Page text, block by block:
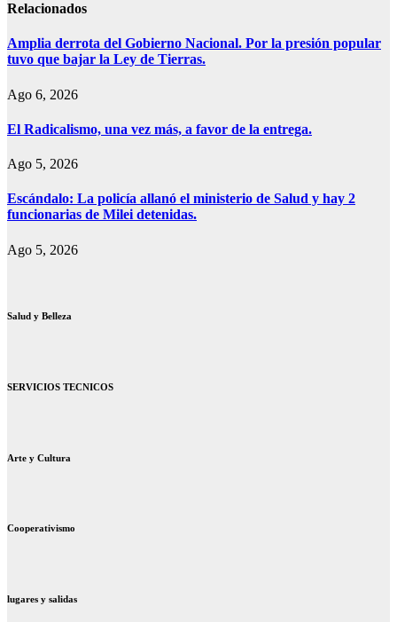
Relacionados
Amplia derrota del Gobierno Nacional. Por la presión popular
tuvo que bajar la Ley de Tierras.
Ago 6, 2026
El Radicalismo, una vez más, a favor de la entrega.
Ago 5, 2026
Escándalo: La policía allanó el ministerio de Salud y hay 2
funcionarias de Milei detenidas.
Ago 5, 2026
Salud y Belleza
SERVICIOS TECNICOS
Arte y Cultura
Cooperativismo
lugares y salidas